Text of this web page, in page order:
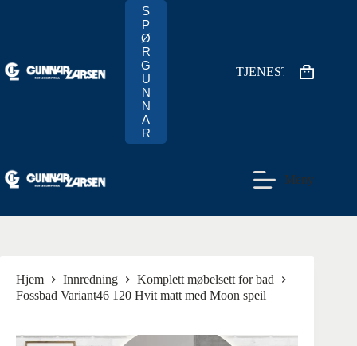
S
P
Ø
R
G
U
N
N
A
R
TJENESTER
Meny
Hjem Innredning
Komplett møbelsett for bad
Fossbad Variant46 120 Hvit matt med Moon speil